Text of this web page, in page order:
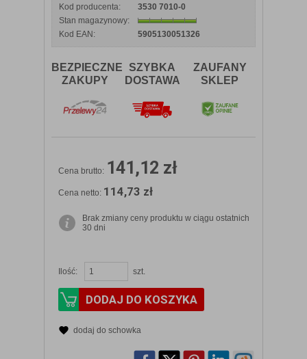
Kod producenta:
3530 7010-0
Stan magazynowy:
Kod EAN:
5905130051326
BEZPIECZNE
ZAKUPY
SZYBKA
DOSTAWA
ZAUFANY
SKLEP
Cena brutto: 141,12 zł
Cena netto: 114,73 zł
Brak zmiany ceny produktu w ciągu ostatnich
30 dni
Ilość: szt.
DODAJ DO KOSZYKA
dodaj do schowka